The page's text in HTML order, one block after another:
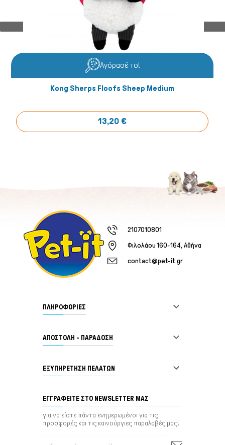
Αγόρασέ το!
Kong Sherps Floofs Sheep Medium
13,20 €
2107010801
Φιλολάου 160-164, Αθήνα
contact@pet-it.gr
ΠΛΗΡΟΦΟΡΙΕΣ 
ΑΠΟΣΤΟΛΗ - ΠΑΡΑΔΟΣΗ 
ΕΞΥΠΗΡΈΤΗΣΗ ΠΕΛΑΤΏΝ 
ΕΓΓΡΑΦΕΊΤΕ ΣΤΟ NEWSLETTER ΜΑΣ
για να είστε πάντα ενημερωμένοι για τις
προσφορές και τις καινούργιες παραλαβές μας!